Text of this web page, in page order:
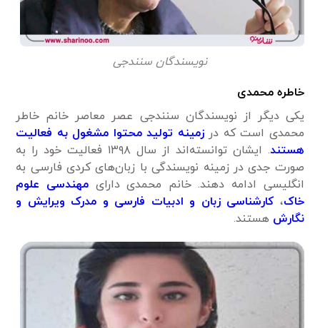
نویسندگان سنندجی
خاطره محمدی
یکی دیگر از نویسندگان سنندجی عصر معاصر خانم خاطر
محمدی است که درزمینه تولید محتوا مشغول به فعالیت
هستند
. ایشان توانسته‌اند از سال ۱۳۹۸ فعالیت خود را به
صورت جدی در زمینه نویسندگی با زبان‌های کردی فارسی به
انگلیسی ادامه دهند. خانم محمدی دارای مهندسی علوم
خاک، کارشناسی زبان و ادبیات فارسی و مدرک ویرایش و
نگارش هستند.